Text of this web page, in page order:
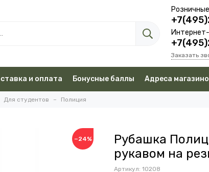
Заказать
и оплата Бонусные баллы Адреса
Для студентов Полиция
−24%
Рубашка
рукавом на
Артикул: 10208